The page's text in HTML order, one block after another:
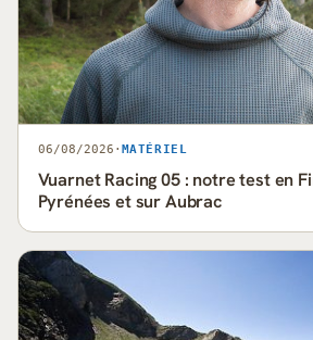
06/08/2026 · MATÉRIEL
Vuarnet Racing 05 : notre test en
Pyrénées et sur Aubrac